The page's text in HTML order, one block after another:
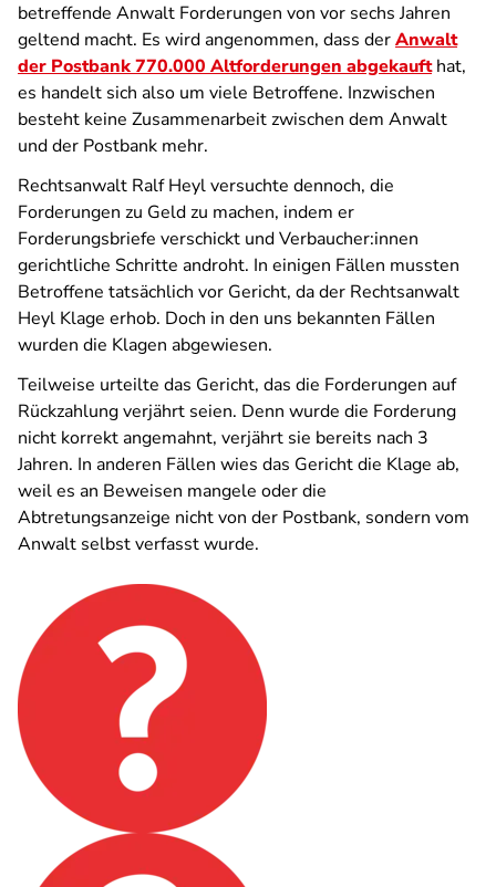
betreffende Anwalt Forderungen von vor sechs Jahren
geltend macht. Es wird angenommen, dass derAnwalt
der Postbank 770.000 Altforderungen abgekaufthat,
es handelt sich also um viele Betroffene. Inzwischen
besteht keine Zusammenarbeit zwischen dem Anwalt
und der Postbank mehr.
Rechtsanwalt Ralf Heyl versuchte dennoch, die
Forderungen zu Geld zu machen, indem er
Forderungsbriefe verschickt und Verbaucher:innen
gerichtliche Schritte androht. In einigen Fällen mussten
Betroffene tatsächlich vor Gericht, da der Rechtsanwalt
Heyl Klage erhob. Doch in den uns bekannten Fällen
wurden die Klagen abgewiesen.
Teilweise urteilte das Gericht, das die Forderungen auf
Rückzahlung verjährt seien. Denn wurde die Forderung
nicht korrekt angemahnt, verjährt sie bereits nach 3
Jahren. In anderen Fällen wies das Gericht die Klage ab,
weil es an Beweisen mangele oder die
Abtretungsanzeige nicht von der Postbank, sondern vom
Anwalt selbst verfasst wurde.